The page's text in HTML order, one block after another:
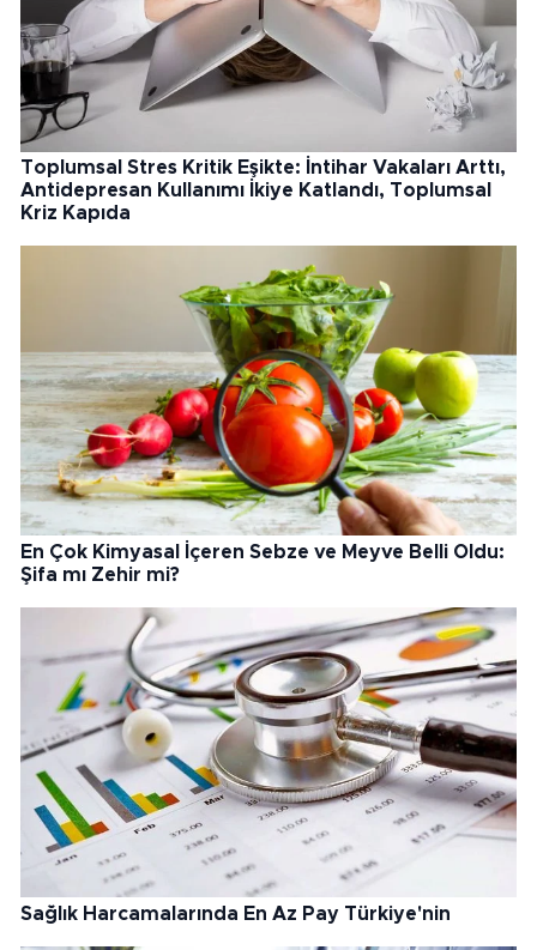
Toplumsal Stres Kritik Eşikte: İntihar Vakaları Arttı,
Antidepresan Kullanımı İkiye Katlandı, Toplumsal
Kriz Kapıda
En Çok Kimyasal İçeren Sebze ve Meyve Belli Oldu:
Şifa mı Zehir mi?
Sağlık Harcamalarında En Az Pay Türkiye'nin